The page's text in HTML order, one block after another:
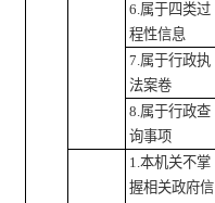
6.属于四类过
程性信息
7.属于行政执
法案卷
8.属于行政查
询事项
1.本机关不掌
握相关政府信